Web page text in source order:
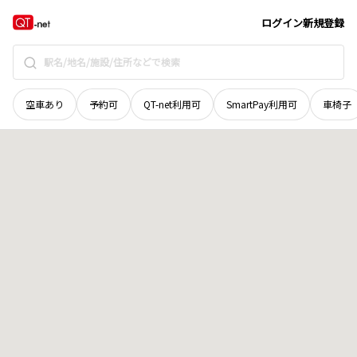
ログイン新規登録
空車あり 予約可 QT-net利用可 SmartPay利用可 車椅子
香川県